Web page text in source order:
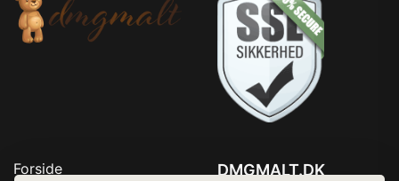
Forside
DMGMALT.DK